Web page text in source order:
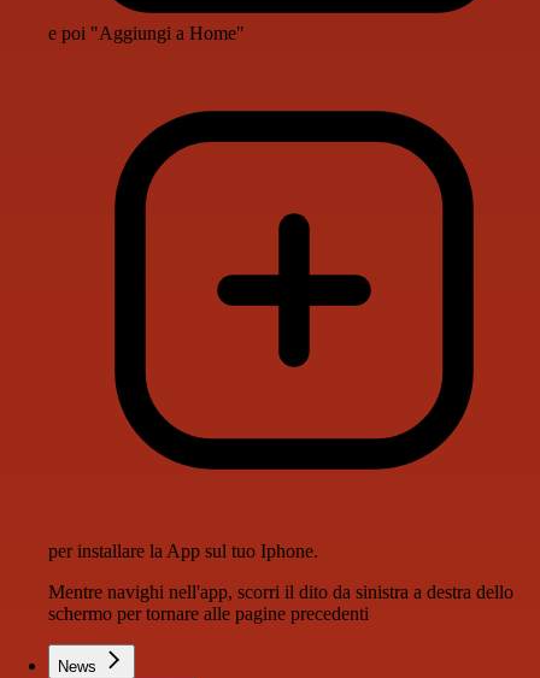
e poi "Aggiungi a Home"
per installare la App sul tuo Iphone.
Mentre navighi nell'app, scorri il dito da sinistra a destra dello
schermo per tornare alle pagine precedenti
News